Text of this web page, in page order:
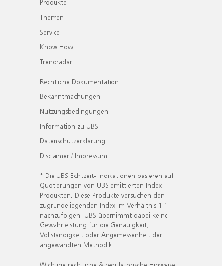
Produkte
Themen
Service
Know How
Trendradar
Rechtliche Dokumentation
Bekanntmachungen
Nutzungsbedingungen
Information zu UBS
Datenschutzerklärung
Disclaimer / Impressum
* Die UBS Echtzeit- Indikationen basieren auf
Quotierungen von UBS emittierten Index-
Produkten. Diese Produkte versuchen den
zugrundeliegenden Index im Verhältnis 1:1
nachzufolgen. UBS übernimmt dabei keine
Gewährleistung für die Genauigkeit,
Vollständigkeit oder Angemessenheit der
angewandten Methodik.